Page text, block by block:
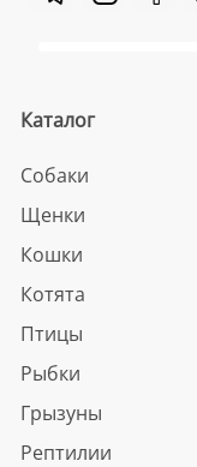
Каталог
Собаки
Щенки
Кошки
Котята
Птицы
Рыбки
Грызуны
Рептилии